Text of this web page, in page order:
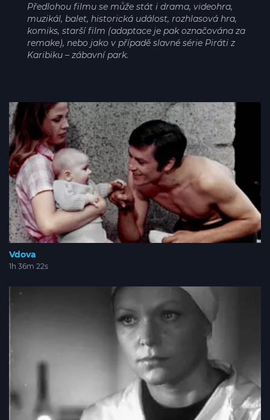
Předlohou filmu se může stát i drama, videohra,
muzikál, balet, historická událost, rozhlasová hra,
komiks, starší film (adaptace je pak označována za
remake), nebo jako v případě slavné série Piráti z
Karibiku – zábavní park.
Vdova
1h 36m 22s